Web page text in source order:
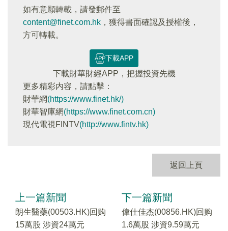
如有意願轉載，請發郵件至
content@finet.com.hk ，獲得書面確認及授權後，
方可轉載。
下載APP
下載財華財經APP，把握投資先機
更多精彩内容，請點擊：
財華網(https://www.finet.hk/)
財華智庫網(https://www.finet.com.cn)
現代電視FINTV(http://www.fintv.hk)
返回上頁
上一篇新聞
朗生醫藥(00503.HK)回购
15萬股 涉資24萬元
下一篇新聞
偉仕佳杰(00856.HK)回购
1.6萬股 涉資9.59萬元